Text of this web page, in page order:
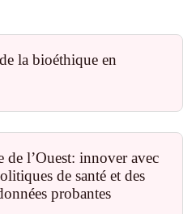
la bioéthique en
de l’Ouest: innover avec
de santé et des
probantes